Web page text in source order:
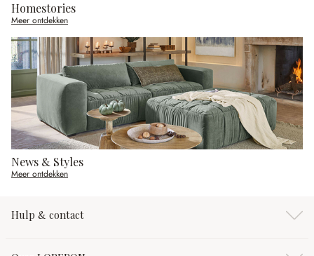
Homestories
Meer ontdekken
News & Styles
Meer ontdekken
Hulp & contact